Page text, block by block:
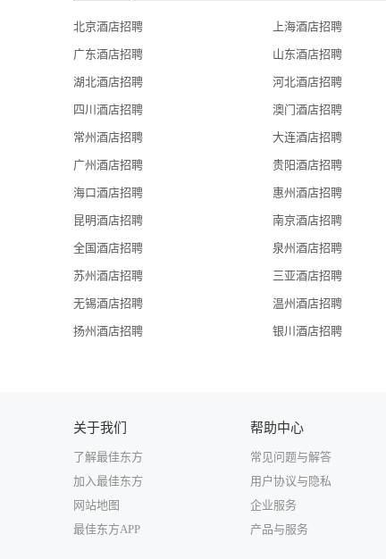
北京酒店招聘 上海酒店招聘
广东酒店招聘 山东酒店招聘
湖北酒店招聘 河北酒店招聘
四川酒店招聘 澳门酒店招聘
常州酒店招聘 大连酒店招聘
广州酒店招聘 贵阳酒店招聘
海口酒店招聘 惠州酒店招聘
昆明酒店招聘 南京酒店招聘
全国酒店招聘 泉州酒店招聘
苏州酒店招聘 三亚酒店招聘
无锡酒店招聘 温州酒店招聘
扬州酒店招聘 银川酒店招聘
关于我们
了解最佳东方
加入最佳东方
网站地图
最佳东方APP
帮助中心
常见问题与解答
用户协议与隐私
企业服务
产品与服务